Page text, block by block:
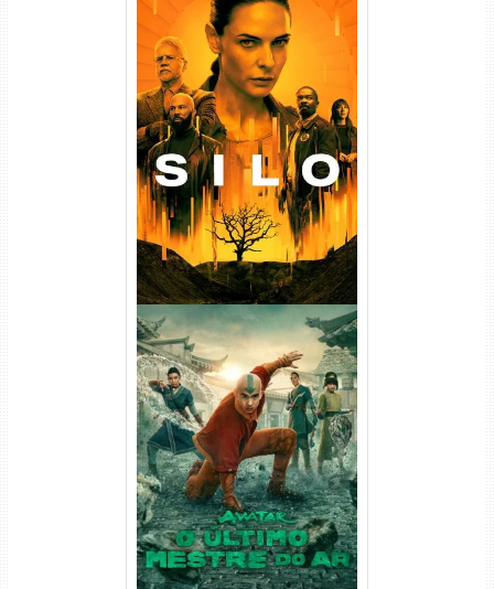
Silo 1ª Temporada Torrent
(2023) WEB-DL
720p/1080p/4K Dual Áudio
Avatar: O Último Mestre do
Ar 2ª Temporada Torrent
(2026) WEB-DL 1080p Dual
Áudio